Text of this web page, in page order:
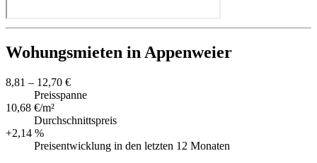
Wohungsmieten in Appenweier
8,81 – 12,70 €
Preisspanne
10,68 €/m²
Durchschnittspreis
+2,14 %
Preisentwicklung in den letzten 12 Monaten